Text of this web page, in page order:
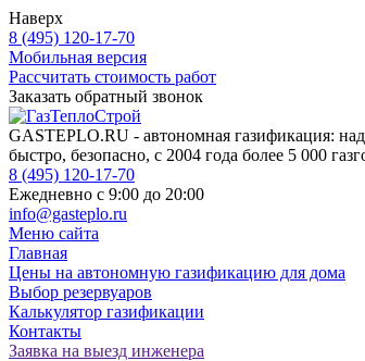
Наверх
8 (495) 120-17-70
Мобильная версия
Рассчитать стоимость работ
Заказать обратный звонок
GASTEPLO.RU - автономная газификация:
быстро, безопасно, с 2004 года более 5 000
8 (495) 120-17-70
Ежедневно с 9:00 до 20:00
info@gasteplo.ru
Меню сайта
Главная
Цены на автономную газификацию для дома
Выбор резервуаров
Калькулятор газификации
Контакты
Заявка на выезд инженера